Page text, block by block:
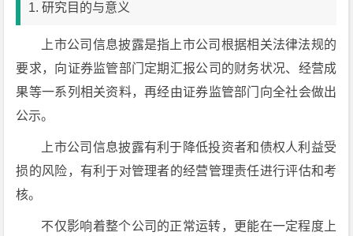
1. 研究目的与意义
上市公司信息披露是指上市公司根据相关法律法规的
要求，向证券监管部门定期汇报公司的财务状况、经营成
果等一系列相关资料，再经由证券监管部门向全社会做出
公示。
上市公司信息披露有利于降低投资者和债权人利益受
损的风险，有利于对管理者的经营管理责任进行评估和考
核。
不仅影响着整个公司的正常运转，更能在一定程度上